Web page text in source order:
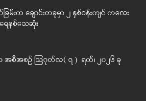
မ်းက ချောင်းတခုမှာ ၂ နှစ်ဝန်းကျင် ကလေး
နစ်သေဆုံး
အစီအစဉ် ဩဂုတ်လ( ၇ ) ရက်၊ ၂၀၂၆ ခု